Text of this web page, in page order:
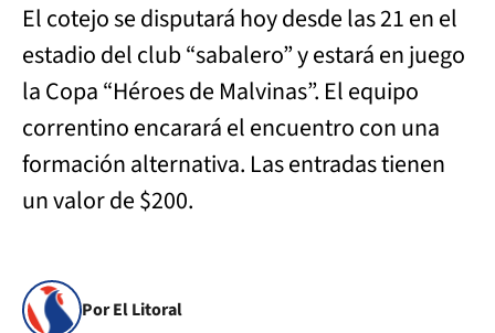
El cotejo se disputará hoy desde las 21 en el
estadio del club “sabalero” y estará en juego
la Copa “Héroes de Malvinas”. El equipo
correntino encarará el encuentro con una
formación alternativa. Las entradas tienen
un valor de $200.
Por El Litoral